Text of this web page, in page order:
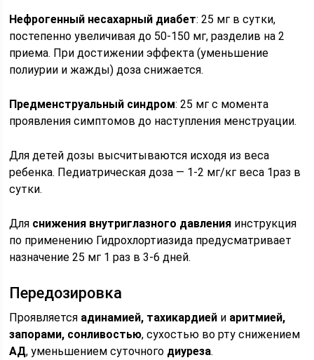
Нефрогенный несахарный диабет: 25 мг в сутки,
постепенно увеличивая до 50-150 мг, разделив на 2
приема. При достижении эффекта (уменьшение
полиурии и жажды) доза снижается.
Предменструальный синдром: 25 мг с момента
проявления симптомов до наступления менструации.
Для детей дозы высчитываются исходя из веса
ребенка. Педиатрическая доза — 1-2 мг/кг веса 1раз в
сутки.
Для снижения внутриглазного давления инструкция
по применению Гидрохлортиазида предусматривает
назначение 25 мг 1 раз в 3-6 дней.
Передозировка
Проявляется адинамией, тахикардией и аритмией,
запорами, сонливостью, сухостью во рту снижением
АД, уменьшением суточного диуреза.